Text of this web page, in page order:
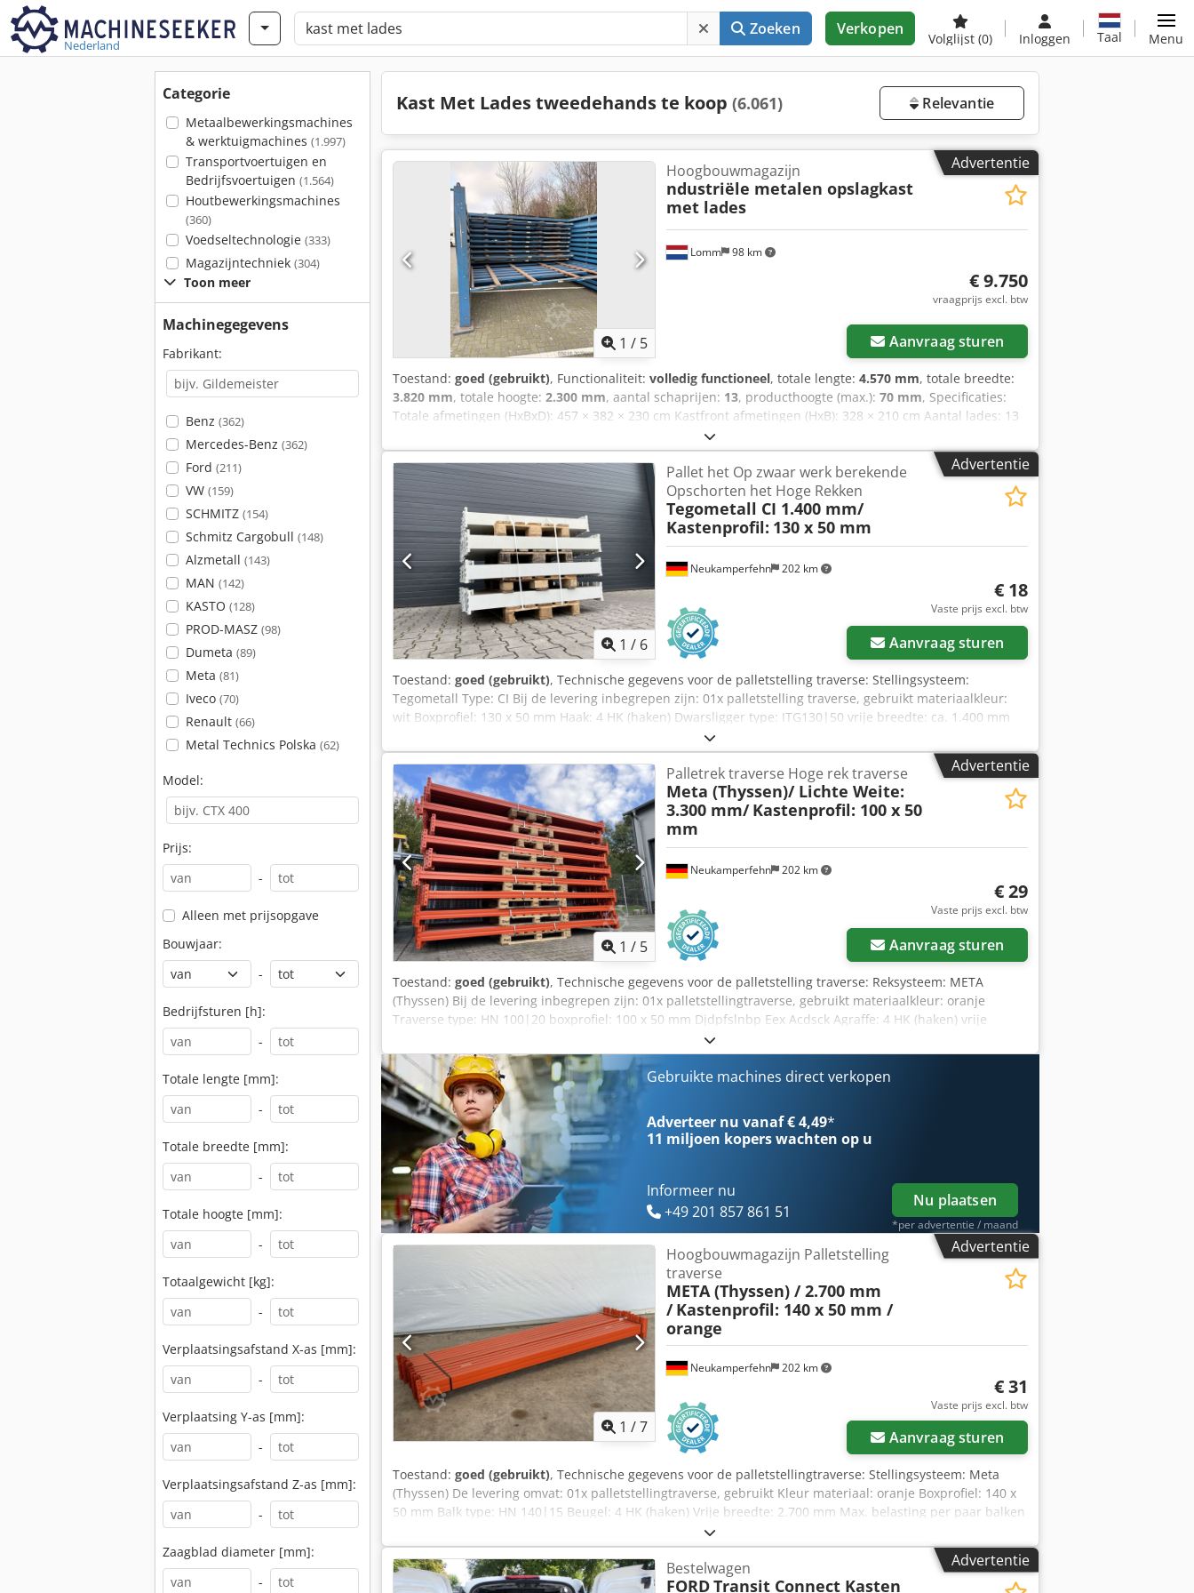
Nederland
Zoeken Verkopen
Volglijst (0) Inloggen Taal Menu
Categorie
Metaalbewerkingsmachines
& werktuigmachines (1.997)
Transportvoertuigen en
Bedrijfsvoertuigen (1.564)
Houtbewerkingsmachines
(360)
Voedseltechnologie (333)
Magazijntechniek (304)
Toon meer
Machinegegevens
Fabrikant:
Benz (362)
Mercedes-Benz (362)
Ford (211)
VW (159)
SCHMITZ (154)
Schmitz Cargobull (148)
Alzmetall (143)
MAN (142)
KASTO (128)
PROD-MASZ (98)
Dumeta (89)
Meta (81)
Iveco (70)
Renault (66)
Metal Technics Polska (62)
Model:
Prijs:
-
Alleen met prijsopgave
Bouwjaar:
-
Bedrijfsturen [h]:
-
Totale lengte [mm]:
-
Totale breedte [mm]:
-
Totale hoogte [mm]:
-
Totaalgewicht [kg]:
-
Verplaatsingsafstand X-as [mm]:
-
Verplaatsing Y-as [mm]:
-
Verplaatsingsafstand Z-as [mm]:
-
Zaagblad diameter [mm]:
-
Kast Met Lades tweedehands te koop (6.061) Relevantie
Advertentie
1 / 5
Lomm 98 km
Hoogbouwmagazijn
ndustriële metalen opslagkast
met lades
€ 9.750
vraagprijs excl. btw
Aanvraag sturen
Toestand: goed (gebruikt), Functionaliteit: volledig functioneel, totale lengte: 4.570 mm, totale breedte:
3.820 mm, totale hoogte: 2.300 mm, aantal schaprijen: 13, producthoogte (max.): 70 mm, Specificaties:
Totale afmetingen (HxBxD): 457 × 382 × 230 cm Kastfront afmetingen (HxB): 328 × 210 cm Aantal lades: 13
Afmetingen per lade: 328 × 210 × 7 cm (HxB×ladehoogte) -Robuuste stalen constructie, geschikt voor
intensief industrieel gebruik Deze kast biedt uitgebreide opslagcapaciteit en is met de ruime lades
uitermate geschikt voor werkplaatsen, productieomgevingen of magazijnen waar overzicht en
toegankelijkheid belangrijk zijn. -Door de grote afmetingen en de stevige constructie vergt het transport
wat extra planning en geschikte middelen (bijv. heftruck/ladingstransport). Dedpsx Izkyefx Acdock
Advertentie
1 / 6
Neukamperfehn 202 km
Pallet het Op zwaar werk berekende
Opschorten het Hoge Rekken
Tegometall CI 1.400 mm/
Kastenprofil: 130 x 50 mm
€ 18
Vaste prijs excl. btw
Aanvraag sturen
Toestand: goed (gebruikt), Technische gegevens voor de palletstelling traverse: Stellingsysteem:
Tegometall Type: CI Bij de levering inbegrepen zijn: 01x palletstelling traverse, gebruikt materiaalkleur:
wit Boxprofiel: 130 x 50 mm Haak: 4 HK (haken) Dwarsligger type: ITG130|50 vrije breedte: ca. 1.400 mm
02x veiligheidsspelden, gebruikt Dcjdpfx Acoi Dt D Dsdsk uitvoering: volledig gegalvaniseerd Om de
langsliggers te beveiligen tegen onbedoeld uitlichten
Advertentie
1 / 5
Neukamperfehn 202 km
Palletrek traverse Hoge rek traverse
Meta (Thyssen)/ Lichte Weite:
3.300 mm/ Kastenprofil: 100 x 50
mm
€ 29
Vaste prijs excl. btw
Aanvraag sturen
Toestand: goed (gebruikt), Technische gegevens voor de palletstelling traverse: Reksysteem: META
(Thyssen) Bij de levering inbegrepen zijn: 01x palletstellingtraverse, gebruikt materiaalkleur: oranje
Traverse type: HN 100|20 boxprofiel: 100 x 50 mm Djdpfslnbp Eex Acdsck Agraffe: 4 HK (haken) vrije
breedte: 3.300 mm 02x veiligheidsspelden, gebruikt uitvoering: volledig gegalvaniseerd Om de
langsliggers te beveiligen tegen onbedoeld uitlichten
Gebruikte machines direct verkopen
Adverteer nu vanaf € 4,49*
11 miljoen koperswachten op u
Informeer nu
+49 201 857 861 51
Nu plaatsen
*per advertentie / maand
Advertentie
1 /7
Neukamperfehn 202 km
Hoogbouwmagazijn Palletstelling
traverse
META (Thyssen) / 2.700 mm
/ Kastenprofil: 140 x 50 mm /
orange
€ 31
Vaste prijs excl. btw
Aanvraag sturen
Toestand: goed (gebruikt), Technische gegevens voor de palletstellingtraverse: Stellingsysteem: Meta
(Thyssen) De levering omvat: 01x palletstellingtraverse, gebruikt Kleur materiaal: oranje Boxprofiel: 140 x
50 mm Balk type: HN 140|15 Beugel: 4 HK (haken) Vrije breedte: 2.700 mm Max. belasting per paar balken
4.000 kg, met gelijkmatig verdeelde belasting Djdpeuny A Sjfx Acdjck 02x veiligheidspennen, gebruikt
Uitvoering: volledig gegalvaniseerd Voor het vastzetten van de langsliggers Tegen onbedoeld uitheffen Uw
contactpersoon bij ons bedrijf: De heer: Andre Evering de heer: Mario Klöver De heer: Falk Deutsch
Algemene informatie over het object: Dit artikel wordt alleen aangeboden om af te halen. Voor extra
Advertentie
Bestelwagen
FORDTransit Connect Kasten